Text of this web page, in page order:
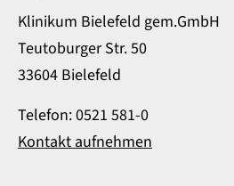
Klinikum Bielefeld gem.GmbH
Teutoburger Str. 50
33604 Bielefeld
Telefon: 0521 581-0
Kontakt aufnehmen